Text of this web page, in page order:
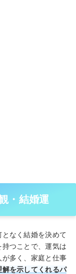
・結婚運
なく結婚を決めて
つことで、運気は
多く、家庭と仕事
解を示してくれるパ